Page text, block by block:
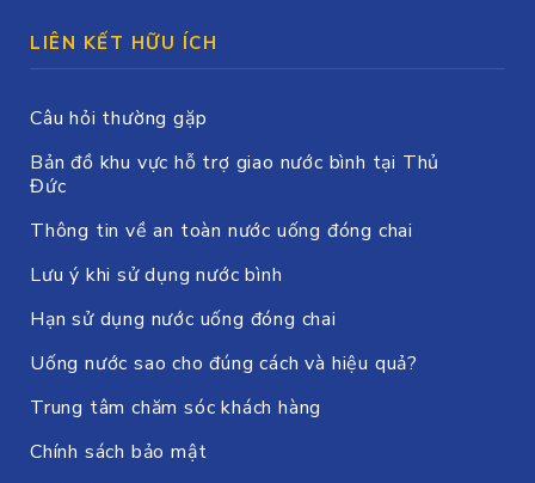
LIÊN KẾT HỮU ÍCH
Câu hỏi thường gặp
Bản đồ khu vực hỗ trợ giao nước bình tại Thủ
Đức
Thông tin về an toàn nước uống đóng chai
Lưu ý khi sử dụng nước bình
Hạn sử dụng nước uống đóng chai
Uống nước sao cho đúng cách và hiệu quả?
Trung tâm chăm sóc khách hàng
Chính sách bảo mật